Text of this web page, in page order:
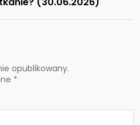
opublikowany.
*